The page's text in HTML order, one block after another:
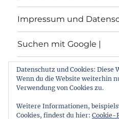
Impressum und
Suchen mit Google |
Themen
Datenschutz und Cookies: Diese
Wenn du die Website weiterhin
Verwendung von Cookies zu.
Weitere Informationen,
Cookies, findest du hier: Cookie-